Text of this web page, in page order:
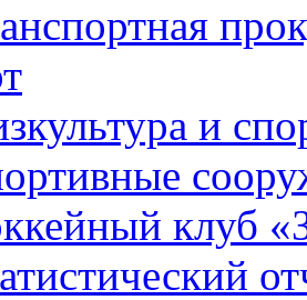
и
клуб